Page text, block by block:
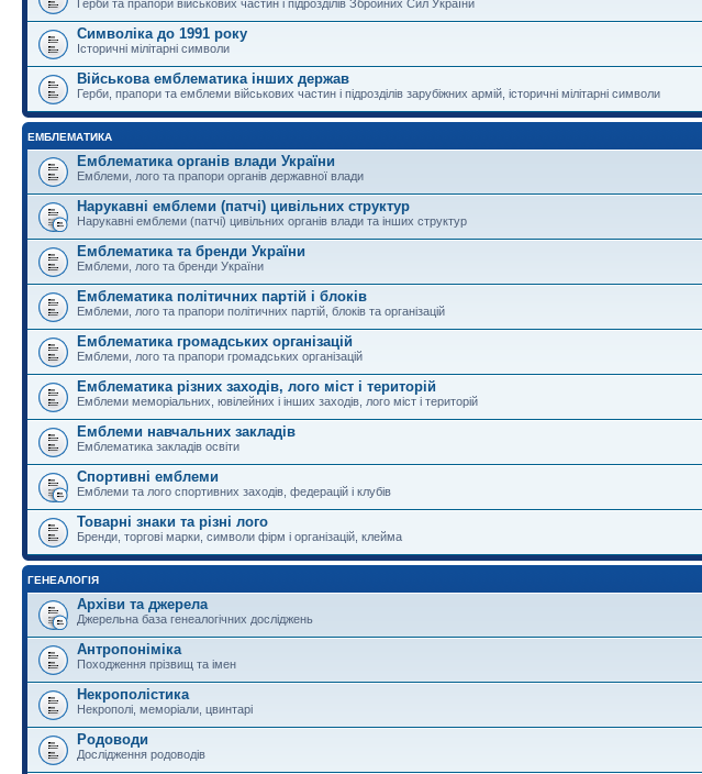
Герби та прапори військових частин і підрозділів Збройних Сил України
Символіка до 1991 року
Історичні мілітарні символи
Військова емблематика інших держав
Герби, прапори та емблеми військових частин і підрозділів зарубіжних армій, історичні мілітарні символи
ЕМБЛЕМАТИКА
Емблематика органів влади України
Емблеми, лого та прапори органів державної влади
Нарукавні емблеми (патчі) цивільних структур
Нарукавні емблеми (патчі) цивільних органів влади та інших структур
Емблематика та бренди України
Емблеми, лого та бренди України
Емблематика політичних партій і блоків
Емблеми, лого та прапори політичних партій, блоків та організацій
Емблематика громадських організацій
Емблеми, лого та прапори громадських організацій
Емблематика різних заходів, лого міст і територій
Емблеми меморіальних, ювілейних і інших заходів, лого міст і територій
Емблеми навчальних закладів
Емблематика закладів освіти
Спортивні емблеми
Емблеми та лого спортивних заходів, федерацій і клубів
Товарні знаки та різні лого
Бренди, торгові марки, символи фірм і організацій, клейма
ГЕНЕАЛОГІЯ
Архіви та джерела
Джерельна база генеалогічних досліджень
Антропоніміка
Походження прізвищ та імен
Некрополістика
Некрополі, меморіали, цвинтарі
Родоводи
Дослідження родоводів